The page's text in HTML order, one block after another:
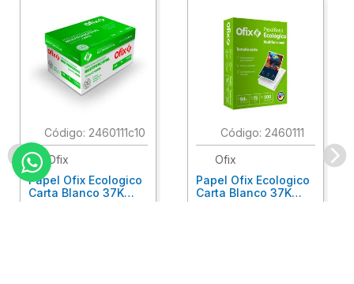
: 2460111c10
Ofix
Papel Ofix Ecologico
Carta Blanco 37K
: 2460111
Ofix
Papel Ofix Ecologico
Carta Blanco 37K